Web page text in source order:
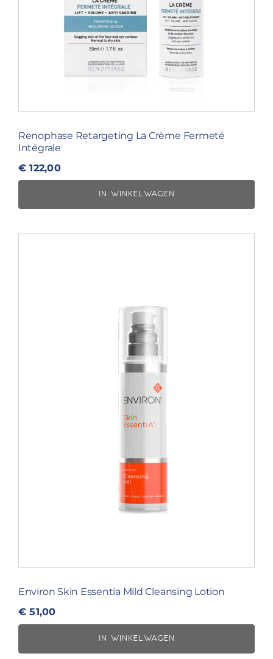
Renophase Retargeting La Crème Fermeté
Intégrale
€ 122,00
IN WINKELWAGEN
Environ Skin Essentia Mild Cleansing Lotion
€ 51,00
IN WINKELWAGEN